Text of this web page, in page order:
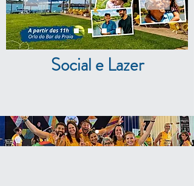
Social e Lazer